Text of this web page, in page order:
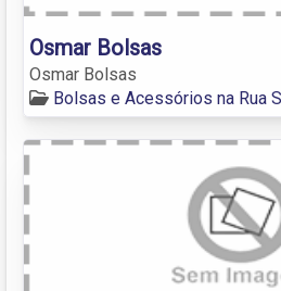
Osmar Bolsas
Osmar Bolsas
Bolsas e Acessórios na Rua